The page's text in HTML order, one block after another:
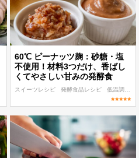
60℃ ピーナッツ麹：砂糖・塩
不使用！材料3つだけ、香ばし
くてやさしい甘みの発酵食
スイーツレシピ 発酵食品レシピ 低温調理 麹・発酵食レシピ